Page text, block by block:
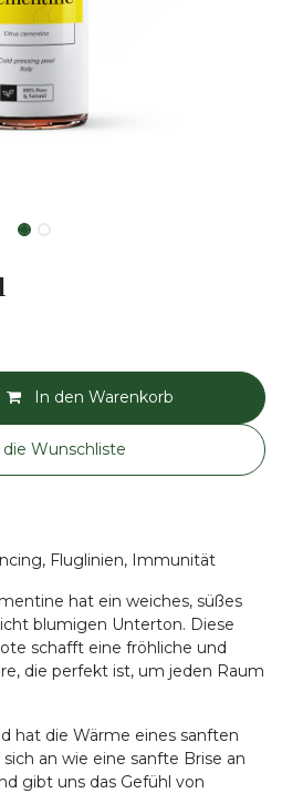
In den Warenkorb
Wunschliste
Fluglinien, Immunität
hat ein weiches, süßes
blumigen Unterton. Diese
schafft eine fröhliche und
die perfekt ist, um jeden Raum
hat die Wärme eines sanften
an wie eine sanfte Brise an
gibt uns das Gefühl von